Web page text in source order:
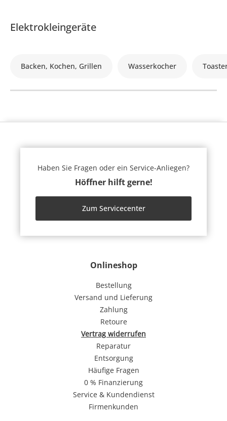
Elektrokleingeräte
Backen, Kochen, Grillen Wasserkocher
Onlineshop
Bestellung
Versand und Lieferung
Zahlung
Retoure
Vertrag widerrufen
Reparatur
Entsorgung
Häufige Fragen
0 % Finanzierung
Service & Kundendienst
Firmenkunden
Haben Sie Fragen oder ein Service-Anliegen?
Höffner hilft gerne!
Zum Servicecenter